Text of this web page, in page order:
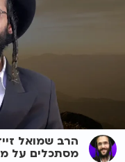
הרב שמואל
מסתכלים על